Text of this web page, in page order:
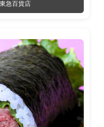
急百貨店